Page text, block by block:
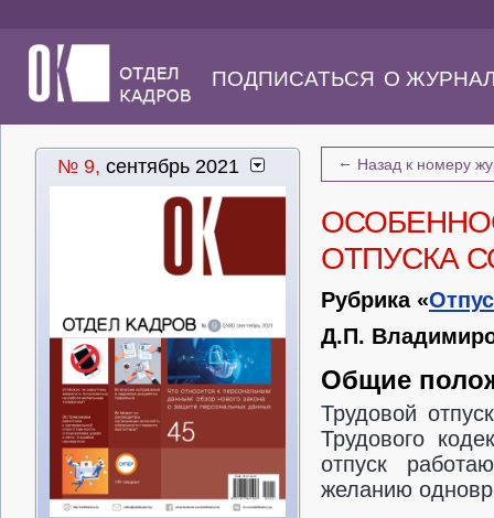
ПОДПИСАТЬСЯ О
№ 9, сентябрь 2021 ← Назад к номеру
ОТПУСКА
Рубрика «
Д.П.
Общие
Трудовой
Трудового
отпуск
желанию